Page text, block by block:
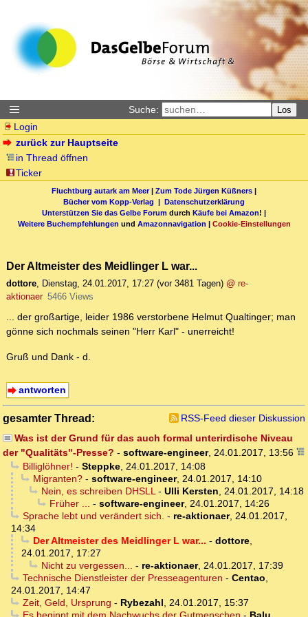
Suche: Los
Login
zurück zur Hauptseite
in Thread öffnen
Ticker
Fluchtburg autark am Meer| Zum Tode Jürgen Küßners |
Bücher vom Kopp-Verlag | Datenschutzerklärung
Unterstützen Sie das Gelbe Forum durch Käufe bei Amazon! |
Weitere Buchempfehlungen und Amazonnavigation | Cookie-Einstellungen
Der Altmeister des Meidlinger L war...
dottore, Dienstag, 24.01.2017, 17:27 (vor 3481 Tagen) @ re-
aktionaer 5466 Views
... der großartige, leider 1986 verstorbene Helmut Qualtinger; man
gönne sich nochmals seinen "Herr Karl" - unerreicht!
Gruß und Dank - d.
antworten
gesamter Thread:
RSS-Feed dieser Diskussion
Was ist der Grund für das auch formal unterirdische Niveau
der "Qualitäts"-Presse? - software-engineer, 24.01.2017, 13:56
Billiglöhner! - Steppke, 24.01.2017, 14:08
Migranten?- software-engineer, 24.01.2017, 14:10
Nein, es schreiben DHSLL- Ulli Kersten, 24.01.2017, 14:18
Früher ... - software-engineer, 24.01.2017, 14:26
Sprache lebt und verändert sich. - re-aktionaer, 24.01.2017,
14:34
Der Altmeister des Meidlinger L war... - dottore,
24.01.2017, 17:27
Nicht zu vergessen... - re-aktionaer, 24.01.2017, 17:39
Technische Dienstleister der Presseagenturen - Centao,
24.01.2017, 14:47
Zeit, Geld, Ursprung - Rybezahl, 24.01.2017, 15:37